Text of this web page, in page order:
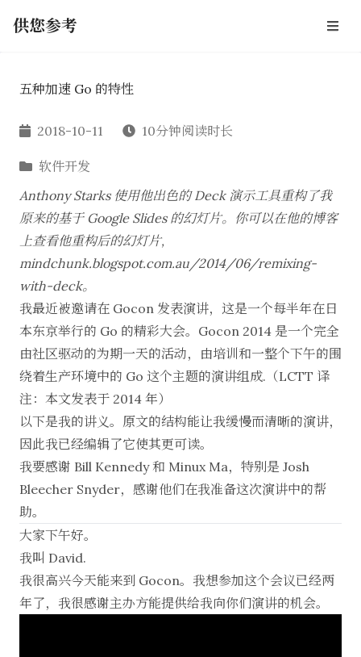
供您参考
五种加速 Go 的特性
2018-10-11 10分钟阅读时长
软件开发
Anthony Starks 使用他出色的 Deck 演示工具重构了我
原来的基于 Google Slides 的幻灯片。你可以在他的博客
上查看他重构后的幻灯片,
mindchunk.blogspot.com.au/2014/06/remixing-
with-deck。
我最近被邀请在 Gocon 发表演讲，这是一个每半年在日
本东京举行的 Go 的精彩大会。 Gocon 2014 是一个完全
由社区驱动的为期一天的活动，由培训和一整个下午的围
绕着生产环境中的 Go 这个主题的演讲组成.（LCTT 译
注：本文发表于 2014 年）
以下是我的讲义。原文的结构能让我缓慢而清晰的演讲，
因此我已经编辑了它使其更可读。
我要感谢 Bill Kennedy和 Minux Ma，特别是 Josh
Bleecher Snyder，感谢他们在我准备这次演讲中的帮
助。
大家下午好。
我叫 David.
我很高兴今天能来到 Gocon。我想参加这个会议已经两
年了，我很感谢主办方能提供给我向你们演讲的机会。